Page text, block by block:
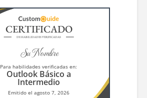
CERTIFICADO
DE HABILIDADES VERIFICADAS
Su Nombre
Para habilidades verificadas en:
Outlook Básico a
Intermedio
Emitido el agosto 7, 2026